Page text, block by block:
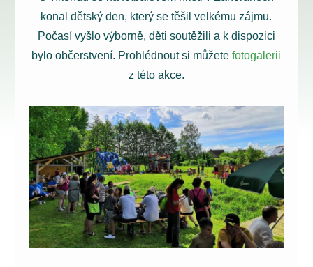
konal dětský den, který se těšil velkému zájmu.
Počasí vyšlo výborně, děti soutěžili a k dispozici
bylo občerstvení. Prohlédnout si můžetefotogalerii
z této akce.